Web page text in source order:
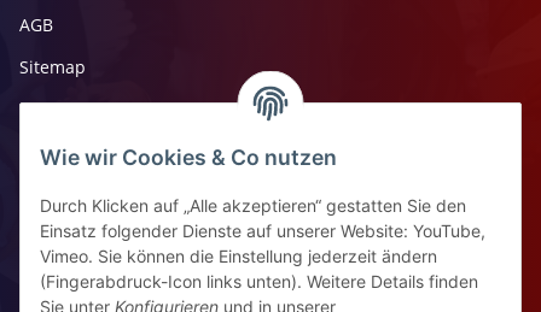
Wie wir Cookies & Co nutzen
Durch Klicken auf „Alle akzeptieren“ gestatten Sie den
Einsatz folgender Dienste auf unserer Website: YouTube,
Vimeo. Sie können die Einstellung jederzeit ändern
(Fingerabdruck-Icon links unten). Weitere Details finden
Sie unter Konfigurieren und in unserer
AGB
Sitemap
Impressum
Widerrufsrecht
Kontaktinformationen
Ziegelhüttenstr 30, 64832 Babenhausen